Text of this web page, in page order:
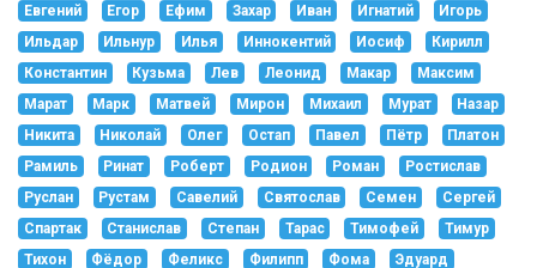
Евгений
Егор Ефим Захар Иван Игнатий
Игорь
Ильдар
Ильнур Илья Иннокентий Иосиф
Кирилл
Константин
Кузьма Лев Леонид Макар
Максим
Марат
Марк Матвей Мирон Михаил Мурат
Назар
Никита
Николай Олег Остап Павел Пётр
Платон
Рамиль
Ринат Роберт Родион Роман
Ростислав
Руслан
Рустам Савелий Святослав Семен
Сергей
Спартак
Станислав Степан Тарас Тимофей
Тимур
Тихон
Фёдор Феликс Филипп Фома
Эдуард